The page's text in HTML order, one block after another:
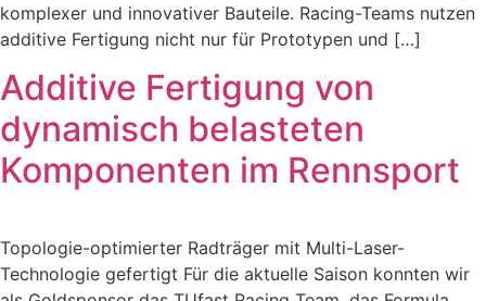
komplexer und innovativer Bauteile. Racing-Teams nutzen
additive Fertigung nicht nur für Prototypen und […]
Additive Fertigung von
dynamisch belasteten
Komponenten im Rennsport
Topologie-optimierter Radträger mit Multi-Laser-
Technologie gefertigt Für die aktuelle Saison konnten wir